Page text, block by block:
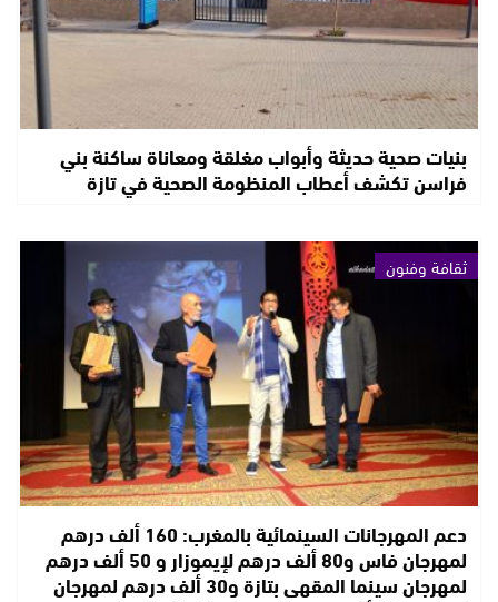
بنيات صحية حديثة وأبواب مغلقة ومعاناة ساكنة بني
فراسن تكشف أعطاب المنظومة الصحية في تازة
ثقافة وفنون
دعم المهرجانات السينمائية بالمغرب: 160 ألف درهم
لمهرجان فاس و80 ألف درهم لإيموزار و 50 ألف درهم
لمهرجان سينما المقهى بتازة و30 ألف درهم لمهرجان